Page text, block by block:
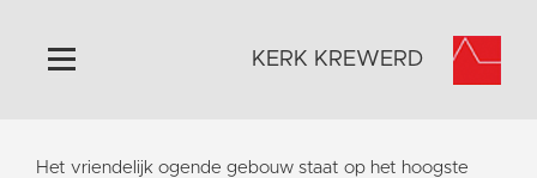
Home
KERK KREWERD
Het vriendelijk ogende gebouw staat op het hoogste